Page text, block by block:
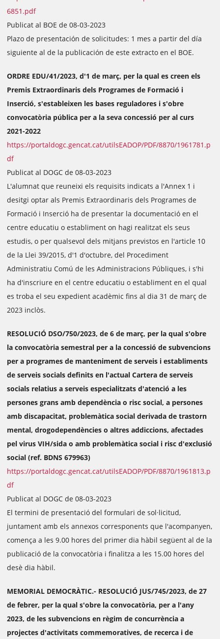
6851.pdf
Publicat al BOE de 08-03-2023
Plazo de presentación de solicitudes: 1 mes a partir del día
siguiente al de la publicación de este extracto en el BOE.
ORDRE EDU/41/2023, d'1 de març, per la qual es creen els
Premis Extraordinaris dels Programes de Formació i
Inserció, s'estableixen les bases reguladores i s'obre
convocatòria pública per a la seva concessió per al curs
2021-2022
https://portaldogc.gencat.cat/utilsEADOP/PDF/8870/1961781.p
df
Publicat al DOGC de 08-03-2023
L'alumnat que reuneixi els requisits indicats a l'Annex 1 i
desitgi optar als Premis Extraordinaris dels Programes de
Formació i Inserció ha de presentar la documentació en el
centre educatiu o establiment on hagi realitzat els seus
estudis, o per qualsevol dels mitjans previstos en l'article 10
de la Llei 39/2015, d'1 d'octubre, del Procediment
Administratiu Comú de les Administracions Públiques, i s'hi
ha d'inscriure en el centre educatiu o establiment en el qual
es troba el seu expedient acadèmic fins al dia 31 de març de
2023 inclòs.
RESOLUCIÓ DSO/750/2023, de 6 de març, per la qual s'obre
la convocatòria semestral per a la concessió de subvencions
per a programes de manteniment de serveis i establiments
de serveis socials definits en l'actual Cartera de serveis
socials relatius a serveis especialitzats d'atenció a les
persones grans amb dependència o risc social, a persones
amb discapacitat, problemàtica social derivada de trastorn
mental, drogodependències o altres addiccions, afectades
pel virus VIH/sida o amb problemàtica social i risc d'exclusió
social (ref. BDNS 679963)
https://portaldogc.gencat.cat/utilsEADOP/PDF/8870/1961813.p
df
Publicat al DOGC de 08-03-2023
El termini de presentació del formulari de sol·licitud,
juntament amb els annexos corresponents que l'acompanyen,
comença a les 9.00 hores del primer dia hàbil següent al de la
publicació de la convocatòria i finalitza a les 15.00 hores del
desè dia hàbil.
MEMORIAL DEMOCRÀTIC.- RESOLUCIÓ JUS/745/2023, de 27
de febrer, per la qual s'obre la convocatòria, per a l'any
2023, de les subvencions en règim de concurrència a
projectes d'activitats commemoratives, de recerca i de